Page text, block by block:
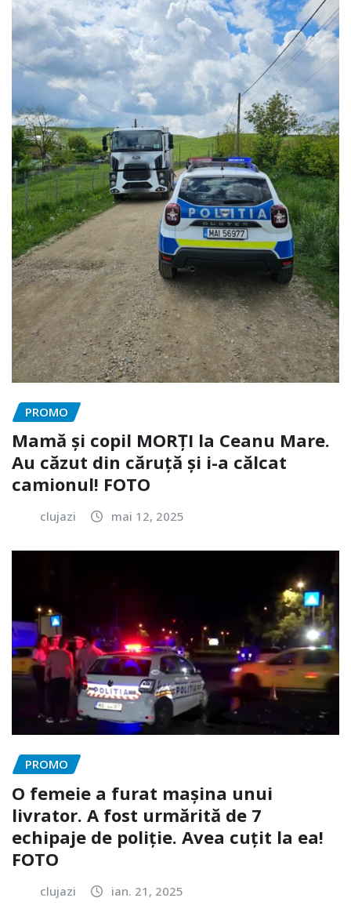
PROMO
Mamă și copil MORȚI la Ceanu Mare.
Au căzut din căruță și i-a călcat
camionul! FOTO
clujazi mai 12, 2025
PROMO
O femeie a furat mașina unui
livrator. A fost urmărită de 7
echipaje de poliție. Avea cuțit la ea!
FOTO
clujazi ian. 21, 2025